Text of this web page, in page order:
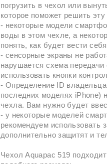
погрузить в чехол или
которое поможет решить
- некоторые модели
воды в этом чехле, а
понять, как будет вести
- сенсорные экраны не
нарушается схема
использовать кнопки
- Определение ID
последних моделях iPhone)
чехла. Вам нужно будет
- у некоторые моделей
рекомендуем
дополнительно защитят и
Чехол Aquapac 519